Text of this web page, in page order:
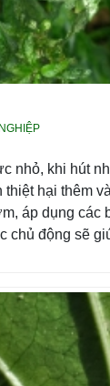
nhỏ, khi hút
hại thêm
áp dụng các
chủ động sẽ